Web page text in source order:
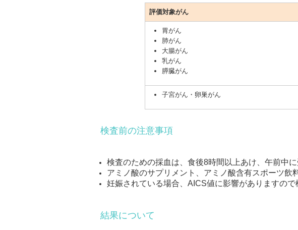
評価対象がん
胃がん
肺がん
大腸がん
乳がん
膵臓がん
子宮がん・卵巣がん
検査前の注意事項
検査のための採血は、食後8時間以上あけ、午前中に
アミノ酸のサプリメント、アミノ酸含有スポーツ飲
妊娠されている場合、AICS値に影響がありますので
結果について